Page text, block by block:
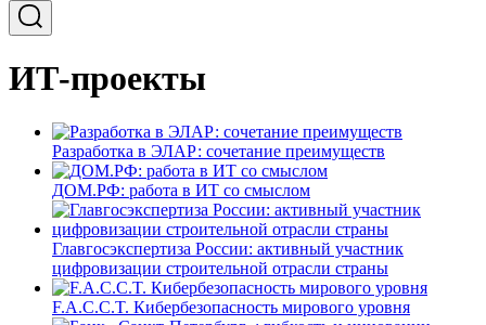
ИТ-проекты
Разработка в ЭЛАР: сочетание преимуществ
ДОМ.РФ: работа в ИТ со смыслом
Главгосэкспертиза России: активный участник
цифровизации строительной отрасли страны
F.A.C.C.T. Кибербезопасность мирового уровня